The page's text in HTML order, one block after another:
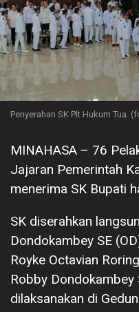
Penyerahan SK Plt Hukum Tua.
MINAHASA – 76
Jajaran Pemerintah
menerima SK Bupati
SK diserahkan
Dondokambey SE
Royke Octavian
Robby Dondokambey
dilaksanakan di